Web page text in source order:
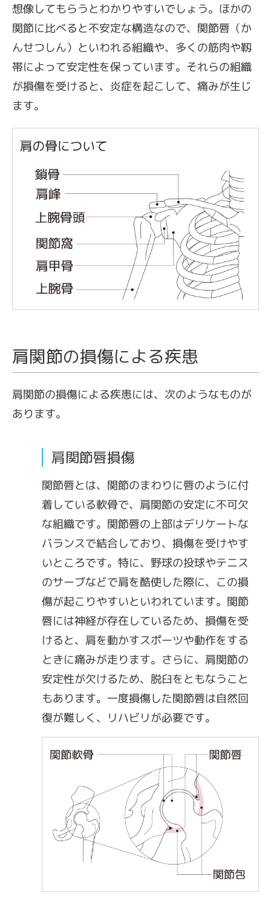
想像してもらうとわかりやすいでしょう。ほかの
関節に比べると不安定な構造なので、関節唇（か
んせつしん）といわれる組織や、多くの筋肉や靱
帯によって安定性を保っています。それらの組織
が損傷を受けると、炎症を起こして、痛みが生じ
ます。
肩関節の損傷による疾患
肩関節の損傷による疾患には、次のようなものが
あります。
肩関節唇損傷
関節唇とは、関節のまわりに唇のように付
着している軟骨で、肩関節の安定に不可欠
な組織です。関節唇の上部はデリケートな
バランスで結合しており、損傷を受けやす
いところです。特に、野球の投球やテニス
のサーブなどで肩を酷使した際に、この損
傷が起こりやすいといわれています。関節
唇には神経が存在しているため、損傷を受
けると、肩を動かすスポーツや動作をする
ときに痛みが走ります。さらに、肩関節の
安定性が欠けるため、脱臼をともなうこと
もあります。一度損傷した関節唇は自然回
復が難しく、リハビリが必要です。